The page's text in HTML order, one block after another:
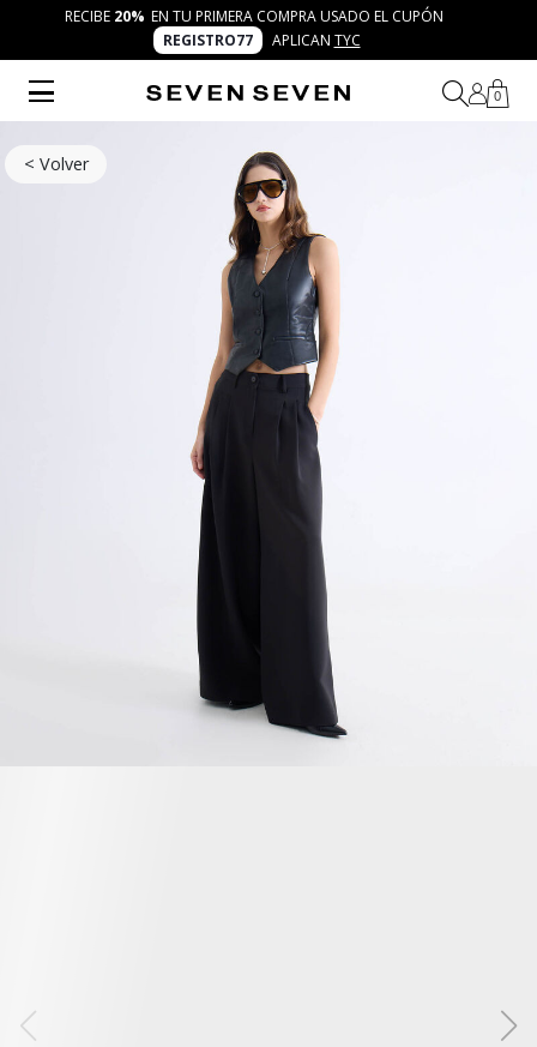
RECIBE 20% EN TU PRIMERA COMPRA USADO EL CUPÓN
REGISTRO77
APLICAN TYC
0
< Volver